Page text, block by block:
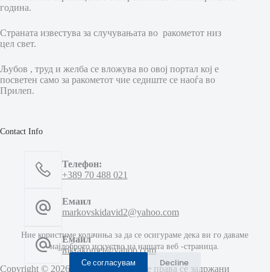
Ние користиме колачиња за да се осигураме дека ви го даваме
најдоброто искуство на нашата веб -страница.
Се согласувам Decline
година.
Страната известува за случувањата во ракометот низ
цел свет.
Љубов , труд и желба се вложува во овој портал кој е
посветен само за ракометот чие седиште се наоѓа во
Прилеп.
Contact Info
Телефон:
+389 70 488 021
Емаил
markovskidavid2@yahoo.com
Емаил
mkrakomet@yahoo.com
Copyright © 2026 МК Ракомет - Сите права се задржани